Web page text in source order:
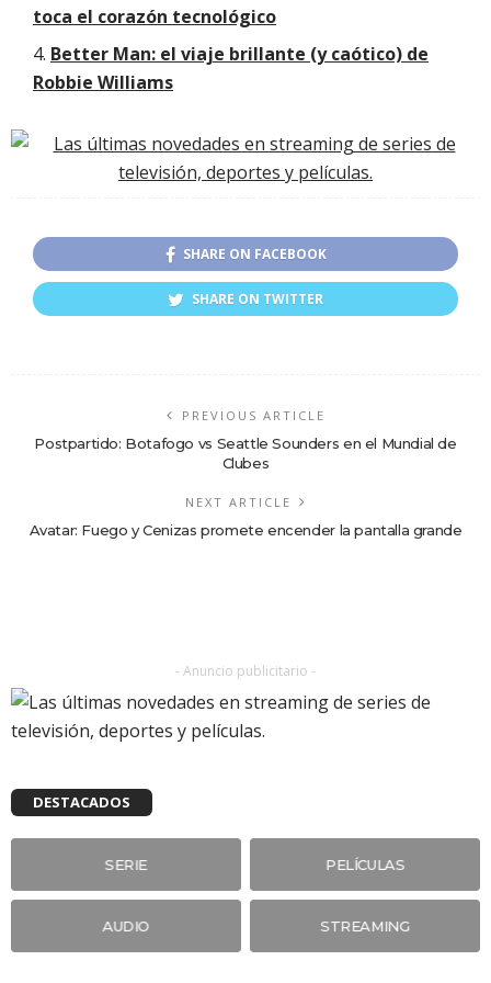
toca el corazón tecnológico
Better Man: el viaje brillante (y caótico) de
Robbie Williams
SHARE ON FACEBOOK
SHARE ON TWITTER
PREVIOUS ARTICLE
Postpartido: Botafogo vs Seattle Sounders en el Mundial de
Clubes
NEXT ARTICLE
Avatar: Fuego y Cenizas promete encender la pantalla grande
- Anuncio publicitario -
DESTACADOS
SERIE PELÍCULAS
AUDIO STREAMING